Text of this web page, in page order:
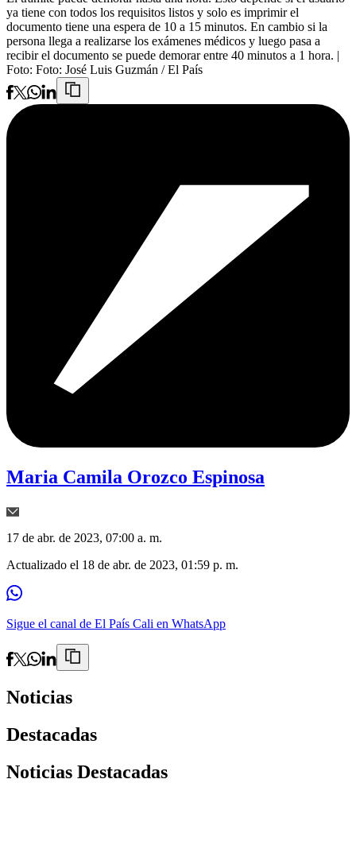
ya tiene con todos los requisitos listos y solo es imprimir el
documento tiene una espera de 10 a 15 minutos. En cambio si la
persona llega a realizarse los exámenes médicos y luego pasa a
recibir el documento se puede demorar entre 40 minutos a 1 hora. |
Foto: Foto: José Luis Guzmán / El País
Maria Camila Orozco Espinosa
17 de abr. de 2023, 07:00 a. m.
Actualizado el 18 de abr. de 2023, 01:59 p. m.
Sigue el canal de El País Cali en WhatsApp
Noticias
Destacadas
Noticias Destacadas